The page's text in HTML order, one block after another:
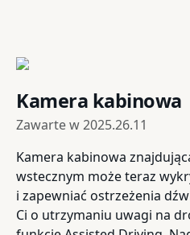
Kamera kabinowa
Zawarte w2025.26.11
Kamera kabinowa
wstecznym może teraz
i zapewniać ostrzeżenia
Ci o utrzymaniu uwagi na